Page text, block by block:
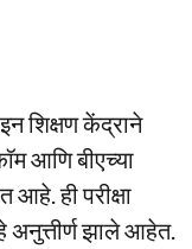
शिक्षण केंद्राने
आणि बीएच्या
आहे. ही परीक्षा
हे अनुत्तीर्ण झाले आहेत.